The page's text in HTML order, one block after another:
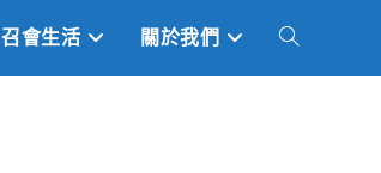
召會生活 關於我們 TOGGLE